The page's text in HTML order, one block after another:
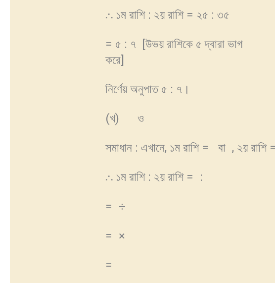
⸫ ১ম রাশি : ২য় রাশি = ২৫ : ৩৫
= ৫ : ৭ [উভয় রাশিকে ৫ দ্বারা ভাগ
করে]
নির্ণেয় অনুপাত ৫ : ৭।
(খ) ও
সমাধান : এখানে, ১ম রাশি = বা , ২য় রাশি =
⸫ ১ম রাশি : ২য় রাশি = :
= ÷
= ×
=